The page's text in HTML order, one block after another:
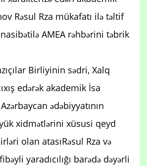
Rəsul Rza mükafatı ilə təltif
AMEA rəhbərini təbrik
Birliyinin sədri, Xalq
edərək akademik İsa
ədəbiyyatının
xidmətlərini xüsusi qeyd
olan atasıRəsul Rza və
yaradıcılığı barədə dəyərli